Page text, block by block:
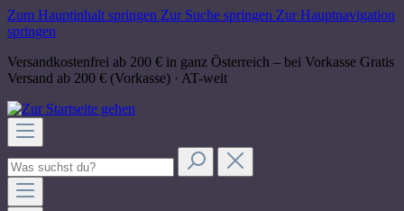
Zum Hauptinhalt springen Zur Suche springen Zur Hauptnavigation
springen
Versandkostenfrei ab 200 € in ganz Österreich – bei Vorkasse Gratis
Versand ab 200 € (Vorkasse) · AT-weit